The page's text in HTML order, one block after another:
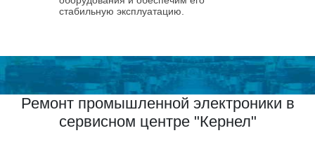
стабильную эксплуатацию.
Ремонт промышленной электроники в
сервисном центре "Кернел"